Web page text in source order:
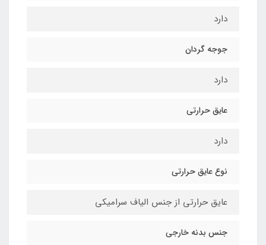
دارد
جوجه گردان
دارد
عایق حرارتی
دارد
نوع عایق حرارتی
عایق حرارتی از جنس الیاف سرامیکی
جنس بدنه خارجی